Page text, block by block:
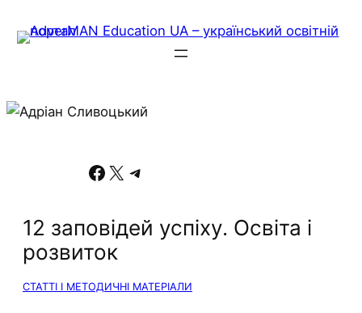
Facebook X Telegram
12 заповідей успіху. Освіта і
розвиток
СТАТТІ І МЕТОДИЧНІ МАТЕРІАЛИ